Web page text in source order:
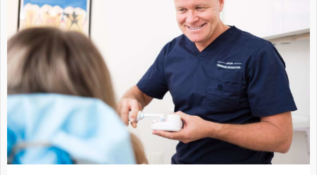
Textiler
Kampagne
Kundeservice